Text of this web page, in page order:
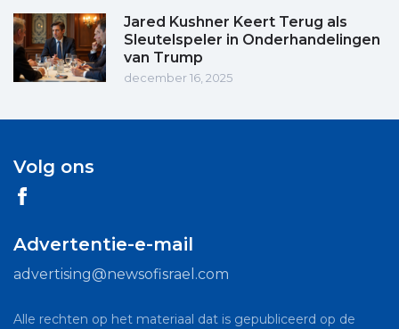
Jared Kushner Keert Terug als
Sleutelspeler in Onderhandelingen
van Trump
december 16, 2025
Volg ons
Advertentie-e-mail
advertising@newsofisrael.com
Alle rechten op het materiaal dat is gepubliceerd op de